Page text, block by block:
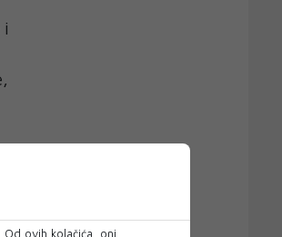
i
ovih kolačića, oni